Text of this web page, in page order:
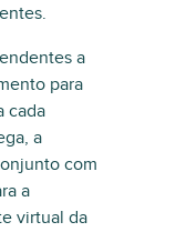
a
para
cada
a
com
a
virtual da